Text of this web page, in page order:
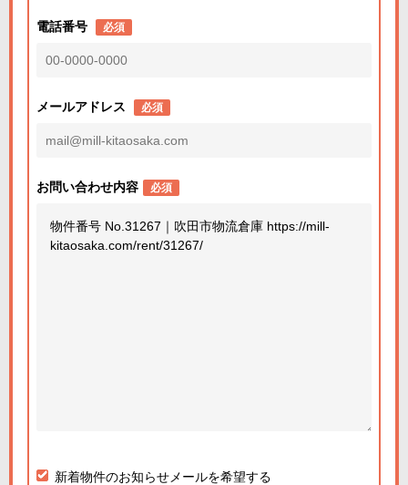
電話番号 必須
メールアドレス 必須
お問い合わせ内容 必須
新着物件のお知らせメールを希望する